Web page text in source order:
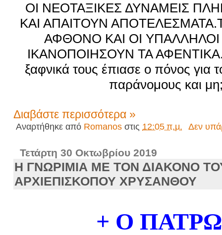
ΟΙ ΝΕΟΤΑΞΙΚΕΣ ΔΥΝΑΜΕΙΣ
ΚΑΙ ΑΠΑΙΤΟΥΝ
ΑΦΘΟΝΟ ΚΑΙ ΟΙ
ΙΚΑΝΟΠΟΙΗΣΟΥΝ ΤΑ ΑΦΕΝΤΙΚΑ.
ξαφνικά τους έπιασε ο πόνος για
παράνομους και
Διαβάστε περισσότερα »
Αναρτήθηκε από Romanos στις 12:05 π.μ. Δεν
Τετάρτη 30 Οκτωβρίου 2019
Η ΓΝΩΡΙΜΙΑ ΜΕ ΤΟΝ ΔΙΑΚΟΝΟ
ΑΡΧΙΕΠΙΣΚΟΠΟΥ ΧΡΥΣΑΝΘΟΥ
+ Ο